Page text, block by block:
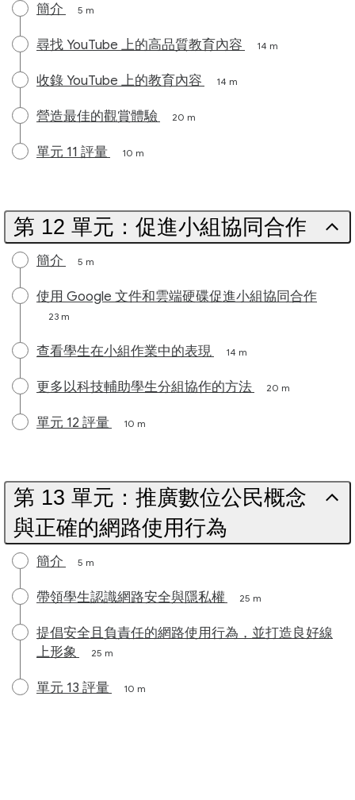
簡介 5 m
尋找 YouTube 上的高品質教育內容 14 m
收錄 YouTube 上的教育內容 14 m
營造最佳的觀賞體驗 20 m
單元 11 評量 10 m
第 12 單元：促進小組協同合作
簡介 5 m
使用 Google 文件和雲端硬碟促進小組協同合作
23 m
查看學生在小組作業中的表現 14 m
更多以科技輔助學生分組協作的方法 20 m
單元 12 評量 10 m
第 13 單元：推廣數位公民概念
與正確的網路使用行為
簡介 5 m
帶領學生認識網路安全與隱私權 25 m
提倡安全且負責任的網路使用行為，並打造良好線
上形象
25 m
單元 13 評量 10 m